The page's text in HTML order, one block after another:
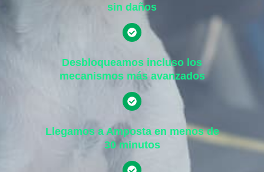
sin daños
Desbloqueamos incluso los
mecanismos más avanzados
Llegamos a Amposta en menos de
30 minutos